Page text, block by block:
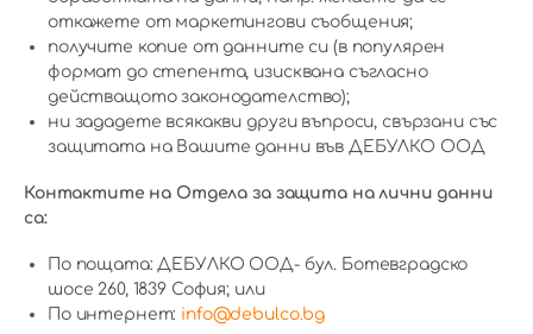
откажете от маркетингови съобщения;
получите копие от данните си (в популярен
формат до степента, изисквана съгласно
действащото законодателство);
ни зададете всякакви други въпроси, свързани със
защитата на Вашите данни във ДЕБУЛКО ООД
Контактите на Отдела за защита на лични данни
са:
По пощата: ДЕБУЛКО ООД- бул. Ботевградско
шосе 260, 1839 София; или
По интернет: info@debulco.bg